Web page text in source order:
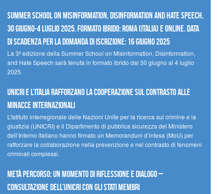
Summer School on Misinformation, Disinformation and Hate Speech,
30 giugno-4 luglio 2025. Formato ibrido: Roma (Italia) e online. Data
di scadenza per la domanda di iscrizione: 16 giugno 2025
La 3ª edizione della Summer School on Misinformation, Disinformation,
and Hate Speech sarà tenuta in formato ibrido dal 30 giugno al 4 luglio
2025.
UNICRI e l’Italia rafforzano la cooperazione sul contrasto alle
minacce internazionali
L’Istituto interregionale delle Nazioni Unite per la ricerca sul crimine e la
giustizia (UNICRI) e il Dipartimento di pubblica sicurezza del Ministero
dell’Interno italiano hanno firmato un Memorandum d’intesa (MoU) per
rafforzare la collaborazione nella prevenzione e nel contrasto di fenomeni
criminali complessi.
Metà percorso: un momento di riflessione e dialogo –
Consultazione dell’UNICRI con gli Stati membri